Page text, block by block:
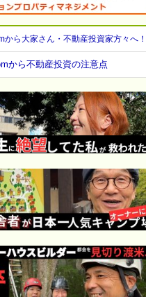
から大家さん・不動産投資家方々へ！
から不動産投資の注意点